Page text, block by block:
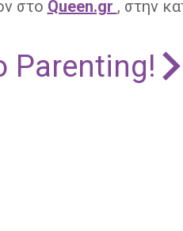
στο Queen.gr , στην
Parenting!